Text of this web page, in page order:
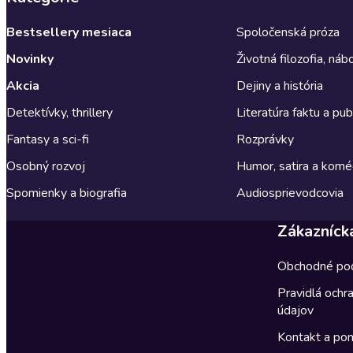
Bestsellery mesiaca
Novinky
Akcia
Detektívky, thrillery
Fantasy a sci-fi
Osobný rozvoj
Spomienky a biografia
Spoločenská próza
Životná filozofia,
Dejiny a história
Literatúra faktu a
Rozprávky
Humor, satira a
Audiosprievodcovia
Obchodné
Pravidlá
údajov
Kontakt a